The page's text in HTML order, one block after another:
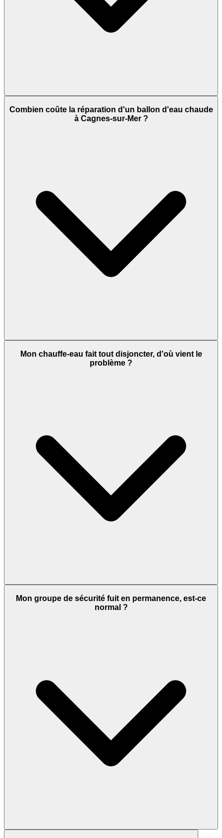
Combien coûte la réparation d'un ballon d'eau chaude
à Cagnes-sur-Mer ?
Mon chauffe-eau fait tout disjoncter, d'où vient le
problème ?
Mon groupe de sécurité fuit en permanence, est-ce
normal ?